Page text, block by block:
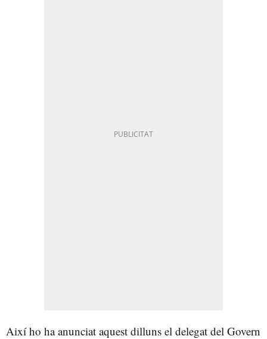
Així ho ha anunciat aquest dilluns el delegat del Govern